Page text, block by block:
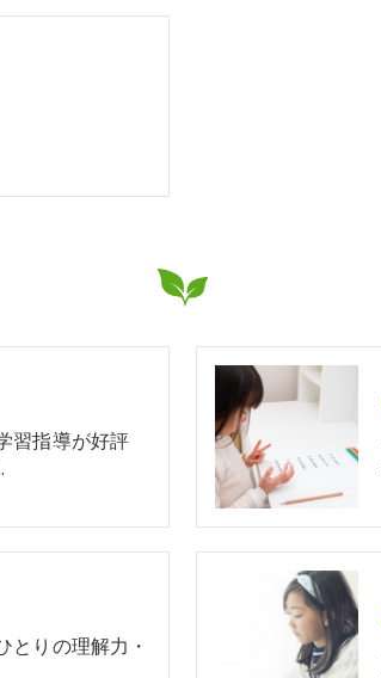
習指導が好評
りの理解力・